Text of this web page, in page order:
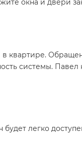
окна и двери
квартире.
системы.
легко